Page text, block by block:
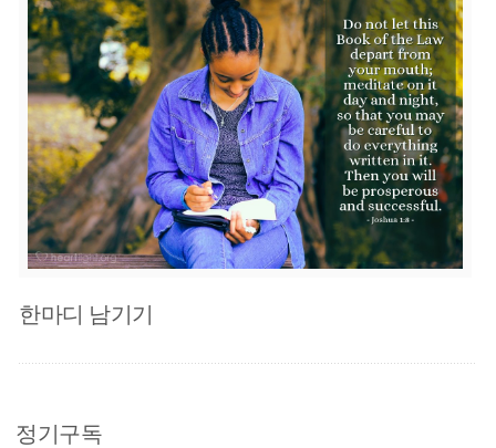
한마디 남기기
정기구독